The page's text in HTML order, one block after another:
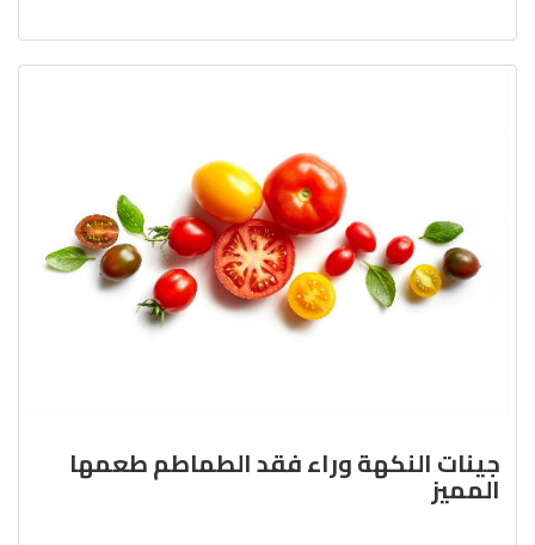
جينات النكهة وراء فقد الطماطم طعمها
المميز